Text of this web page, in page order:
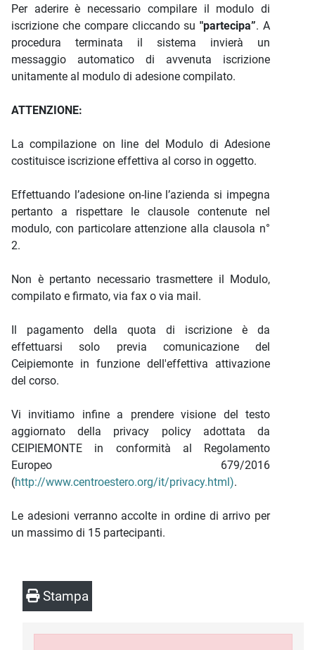
Per aderire è necessario compilare il modulo di
iscrizione che compare cliccando su"partecipa”. A
procedura terminata il sistema invierà un
messaggio automatico di avvenuta iscrizione
unitamente al modulo di adesione compilato.
ATTENZIONE:
La compilazione on line del Modulo di Adesione
costituisce iscrizione effettiva al corso in oggetto.
Effettuando l’adesione on-line l’azienda si impegna
pertanto a rispettare le clausole contenute nel
modulo, con particolare attenzione alla clausola n°
2.
Non è pertanto necessario trasmettere il Modulo,
compilato e firmato, via fax o via mail.
Il pagamento della quota di iscrizione è da
effettuarsi solo previa comunicazione del
Ceipiemonte in funzione dell'effettiva attivazione
del corso.
Vi invitiamo infine a prendere visione del testo
aggiornato della privacy policy adottata da
CEIPIEMONTE in conformità al Regolamento
Europeo 679/2016
(http://www.centroestero.org/it/privacy.html).
Le adesioni verranno accolte in ordine di arrivo per
un massimo di 15 partecipanti.
Stampa